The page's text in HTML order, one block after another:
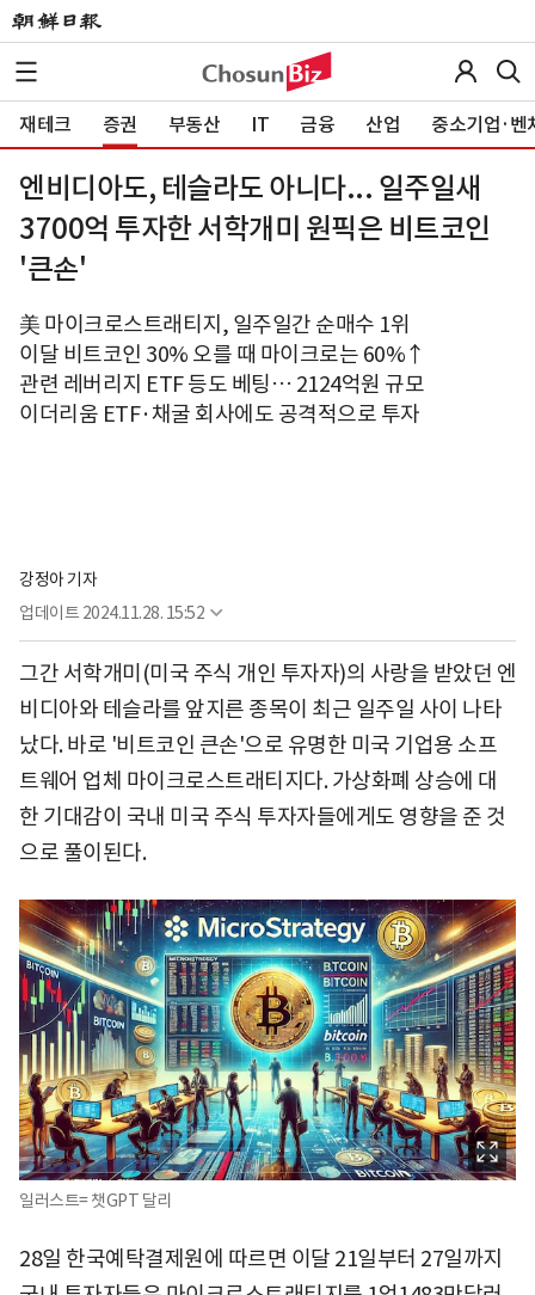
재테크 증권 부동산 IT 금융 산업 중소기업·벤
엔비디아도, 테슬라도 아니다... 일주일새
3700억 투자한 서학개미 원픽은 비트코인
'큰손'
美 마이크로스트래티지, 일주일간 순매수 1위
이달 비트코인 30% 오를 때 마이크로는 60%↑
관련 레버리지 ETF 등도 베팅… 2124억원 규모
이더리움 ETF·채굴 회사에도 공격적으로 투자
강정아 기자
업데이트 2024.11.28. 15:52
그간 서학개미(미국 주식 개인 투자자)의 사랑을 받았던 엔
비디아와 테슬라를 앞지른 종목이 최근 일주일 사이 나타
났다. 바로 '비트코인 큰손'으로 유명한 미국 기업용 소프
트웨어 업체 마이크로스트래티지다. 가상화폐 상승에 대
한 기대감이 국내 미국 주식 투자자들에게도 영향을 준 것
으로 풀이된다.
일러스트= 챗GPT 달리
28일 한국예탁결제원에 따르면 이달 21일부터 27일까지